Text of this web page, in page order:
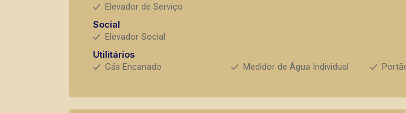
Elevador de Serviço
Social
Elevador Social
Utilitários
Gás Encanado
Medidor de Água Individual